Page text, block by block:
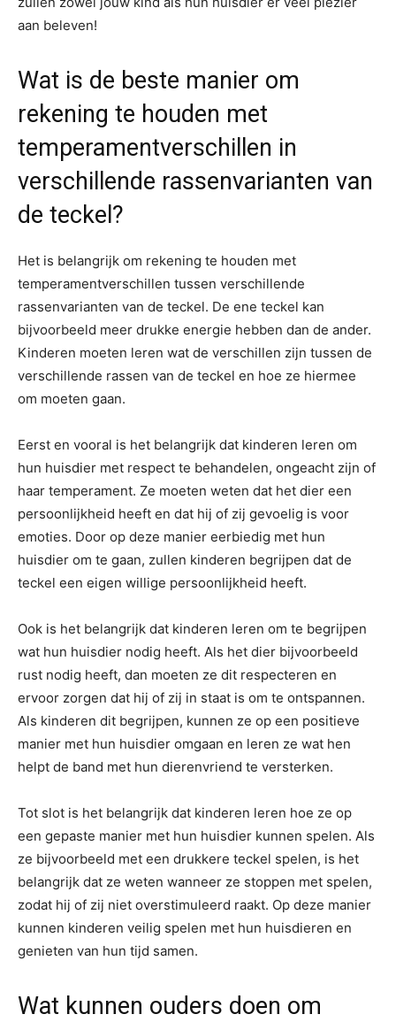
aan beleven!
Wat is de beste manier om
rekening te houden met
temperamentverschillen in
verschillende rassenvarianten van
de teckel?
Het is belangrijk om rekening te houden met
temperamentverschillen tussen verschillende
rassenvarianten van de teckel. De ene teckel kan
bijvoorbeeld meer drukke energie hebben dan de ander.
Kinderen moeten leren wat de verschillen zijn tussen de
verschillende rassen van de teckel en hoe ze hiermee
om moeten gaan.
Eerst en vooral is het belangrijk dat kinderen leren om
hun huisdier met respect te behandelen, ongeacht zijn of
haar temperament. Ze moeten weten dat het dier een
persoonlijkheid heeft en dat hij of zij gevoelig is voor
emoties. Door op deze manier eerbiedig met hun
huisdier om te gaan, zullen kinderen begrijpen dat de
teckel een eigen willige persoonlijkheid heeft.
Ook is het belangrijk dat kinderen leren om te begrijpen
wat hun huisdier nodig heeft. Als het dier bijvoorbeeld
rust nodig heeft, dan moeten ze dit respecteren en
ervoor zorgen dat hij of zij in staat is om te ontspannen.
Als kinderen dit begrijpen, kunnen ze op een positieve
manier met hun huisdier omgaan en leren ze wat hen
helpt de band met hun dierenvriend te versterken.
Tot slot is het belangrijk dat kinderen leren hoe ze op
een gepaste manier met hun huisdier kunnen spelen. Als
ze bijvoorbeeld met een drukkere teckel spelen, is het
belangrijk dat ze weten wanneer ze stoppen met spelen,
zodat hij of zij niet overstimuleerd raakt. Op deze manier
kunnen kinderen veilig spelen met hun huisdieren en
genieten van hun tijd samen.
Wat kunnen ouders doen om